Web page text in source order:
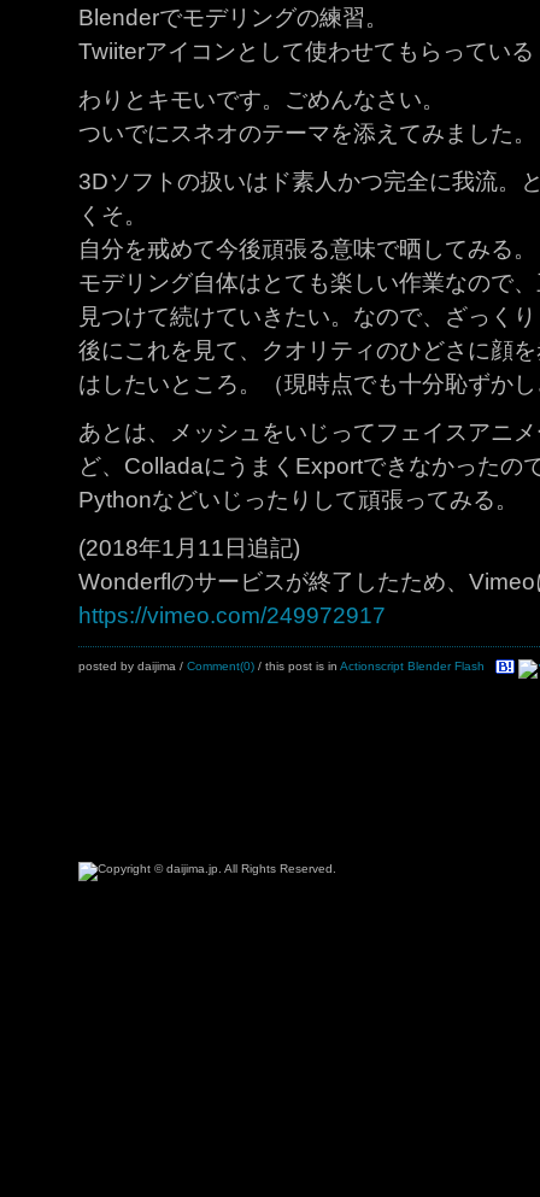
Blenderでモデリングの練習。
Twiiterアイコンとして使わせてもらってい
わりとキモいです。ごめんなさい。
ついでにスネオのテーマを添えてみました。
3Dソフトの扱いはド素人かつ完全に我流。
くそ。
自分を戒めて今後頑張る意味で晒してみる。
モデリング自体はとても楽しい作業なので
見つけて続けていきたい。なので、ざっく
後にこれを見て、クオリティのひどさに顔
はしたいところ。（現時点でも十分恥ずか
あとは、メッシュをいじってフェイスアニ
ど、ColladaにうまくExportできなかったの
Pythonなどいじったりして頑張ってみる。
(2018年1月11日追記)
Wonderflのサービスが終了したため、
https://vimeo.com/249972917
posted by daijima / Comment(0) / this post is in Actionscript Blender Flash